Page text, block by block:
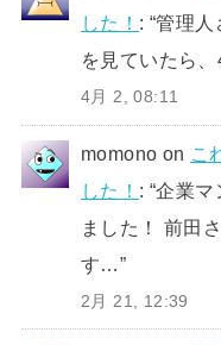
した！ : “管理人
を見ていたら
4月 2, 08:11
momono on こ
した！ : “企業マ
ました！ 前田
す…”
2月 21, 12:39